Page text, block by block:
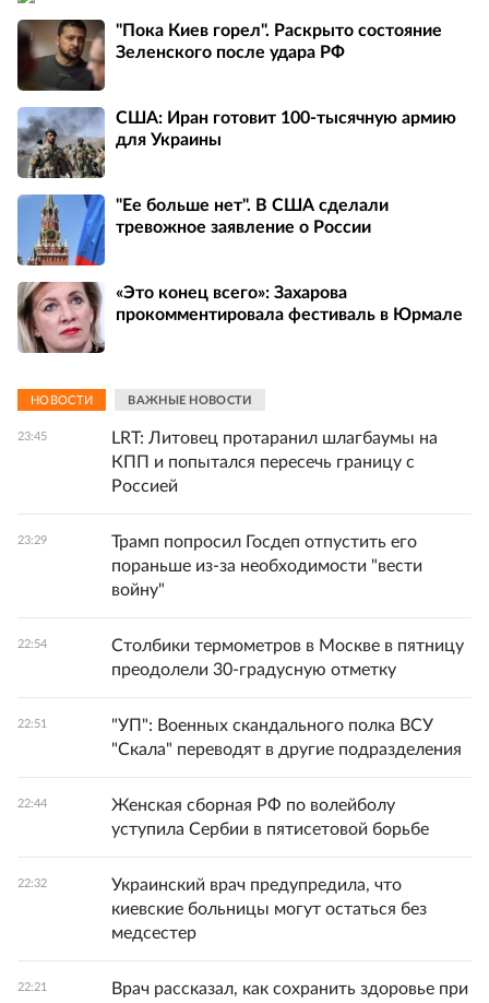
"Пока Киев горел". Раскрыто состояние
Зеленского после удара РФ
США: Иран готовит 100-тысячную армию
для Украины
"Ее больше нет". В США сделали
тревожное заявление о России
«Это конец всего»: Захарова
прокомментировала фестиваль в Юрмале
НОВОСТИ ВАЖНЫЕ НОВОСТИ
23:45
LRT: Литовец протаранил шлагбаумы на
КПП и попытался пересечь границу с
Россией
23:29
Трамп попросил Госдеп отпустить его
пораньше из-за необходимости "вести
войну"
22:54
Столбики термометров в Москве в пятницу
преодолели 30-градусную отметку
22:51
"УП": Военных скандального полка ВСУ
"Скала" переводят в другие подразделения
22:44
Женская сборная РФ по волейболу
уступила Сербии в пятисетовой борьбе
22:32
Украинский врач предупредила, что
киевские больницы могут остаться без
медсестер
22:21
Врач рассказал, как сохранить здоровье при